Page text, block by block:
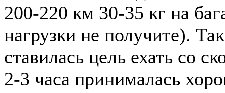
200-220 км 30-35 кг на
нагрузки не получите).
ставилась цель ехать со
2-3 часа принималась